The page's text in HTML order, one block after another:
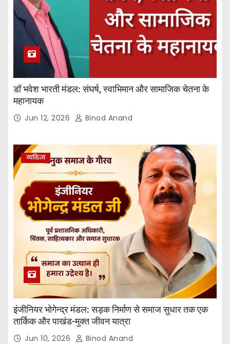
डॉ भवेश भारती मंडल: संघर्ष, स्वाभिमान और सामाजिक चेतना के
महानायक
Jun 12, 2026 Binod Anand
व्यक्तित्व
इंजीनियर भोगेन्द्र मंडल: सड़क निर्माण से समाज सुधार तक एक
तार्किक और पाखंड-मुक्त जीवन यात्रा
Jun 10, 2026 Binod Anand